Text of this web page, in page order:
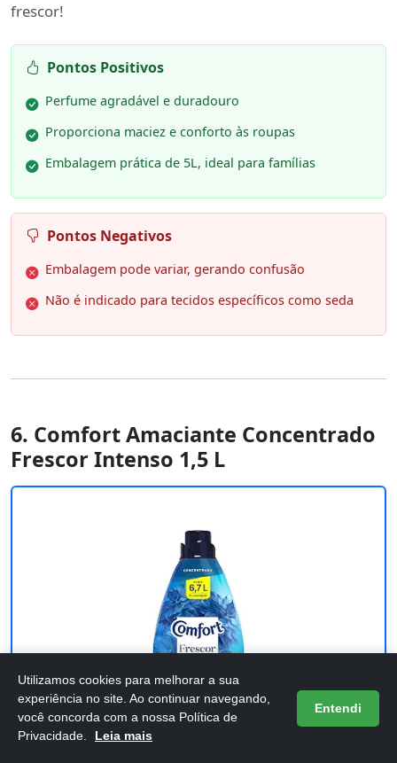
frescor!
Pontos Positivos
Perfume agradável e duradouro
Proporciona maciez e conforto às roupas
Embalagem prática de 5L, ideal para famílias
Pontos Negativos
Embalagem pode variar, gerando confusão
Não é indicado para tecidos específicos como seda
6. Comfort Amaciante Concentrado
Frescor Intenso 1,5 L
Utilizamos cookies para melhorar a sua
experiência no site. Ao continuar navegando,
você concorda com a nossa Política de
Privacidade.
Leia mais
Entendi